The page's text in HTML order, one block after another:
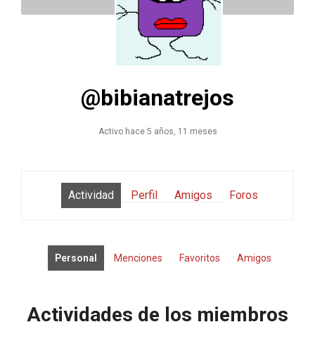
@bibianatrejos
Activo hace 5 años, 11 meses
Actividad Perfil Amigos Foros
Personal Menciones Favoritos Amigos
Actividades de los miembros